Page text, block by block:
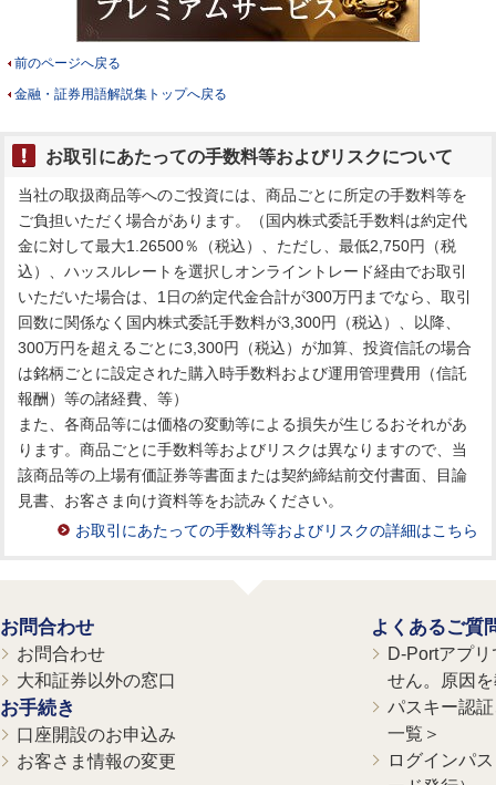
前のページへ戻る
金融・証券用語解説集トップへ戻る
お取引にあたっての手数料等およびリスクについて
当社の取扱商品等へのご投資には、商品ごとに所定の手数料等を
ご負担いただく場合があります。（国内株式委託手数料は約定代
金に対して最大1.26500％（税込）、ただし、最低2,750円（税
込）、ハッスルレートを選択しオンライントレード経由でお取引
いただいた場合は、1日の約定代金合計が300万円までなら、取引
回数に関係なく国内株式委託手数料が3,300円（税込）、以降、
300万円を超えるごとに3,300円（税込）が加算、投資信託の場合
は銘柄ごとに設定された購入時手数料および運用管理費用（信託
報酬）等の諸経費、等）
また、各商品等には価格の変動等による損失が生じるおそれがあ
ります。商品ごとに手数料等およびリスクは異なりますので、当
該商品等の上場有価証券等書面または契約締結前交付書面、目論
見書、お客さま向け資料等をお読みください。
お取引にあたっての手数料等およびリスクの詳細はこちら
お問合わせ
お問合わせ
大和証券以外の窓口
お手続き
口座開設のお申込み
お客さま情報の変更
よくあるご質
D-Portアプ
せん。原因
パスキー認
一覧＞
ログインパ